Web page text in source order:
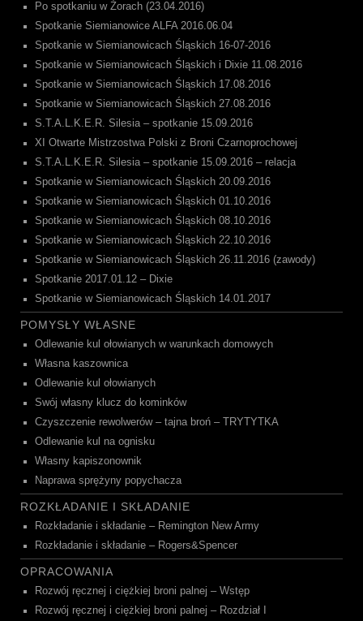
Po spotkaniu w Żorach (23.04.2016)
Spotkanie Siemianowice ALFA 2016.06.04
Spotkanie w Siemianowicach Śląskich 16-07-2016
Spotkanie w Siemianowicach Śląskich i Dixie 11.08.2016
Spotkanie w Siemianowicach Śląskich 17.08.2016
Spotkanie w Siemianowicach Śląskich 27.08.2016
S.T.A.L.K.E.R. Silesia – spotkanie 15.09.2016
XI Otwarte Mistrzostwa Polski z Broni Czarnoprochowej
S.T.A.L.K.E.R. Silesia – spotkanie 15.09.2016 – relacja
Spotkanie w Siemianowicach Śląskich 20.09.2016
Spotkanie w Siemianowicach Śląskich 01.10.2016
Spotkanie w Siemianowicach Śląskich 08.10.2016
Spotkanie w Siemianowicach Śląskich 22.10.2016
Spotkanie w Siemianowicach Śląskich 26.11.2016 (zawody)
Spotkanie 2017.01.12 – Dixie
Spotkanie w Siemianowicach Śląskich 14.01.2017
POMYSŁY WŁASNE
Odlewanie kul ołowianych w warunkach domowych
Własna kaszownica
Odlewanie kul ołowianych
Swój własny klucz do kominków
Czyszczenie rewolwerów – tajna broń – TRYTYTKA
Odlewanie kul na ognisku
Własny kapiszonownik
Naprawa sprężyny popychacza
ROZKŁADANIE I SKŁADANIE
Rozkładanie i składanie – Remington New Army
Rozkładanie i składanie – Rogers&Spencer
OPRACOWANIA
Rozwój ręcznej i ciężkiej broni palnej – Wstęp
Rozwój ręcznej i ciężkiej broni palnej – Rozdział I